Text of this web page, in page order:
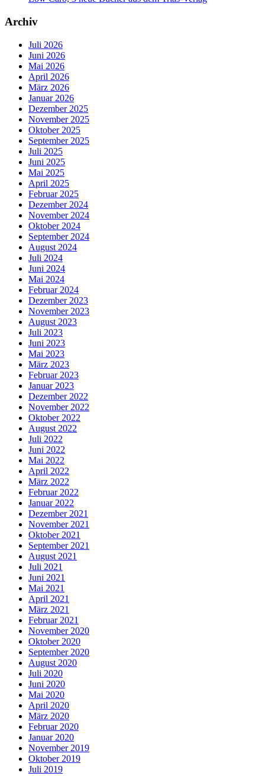
Archiv
Juli 2026
Juni 2026
Mai 2026
April 2026
März 2026
Januar 2026
Dezember 2025
November 2025
Oktober 2025
September 2025
Juli 2025
Juni 2025
Mai 2025
April 2025
Februar 2025
Dezember 2024
November 2024
Oktober 2024
September 2024
August 2024
Juli 2024
Juni 2024
Mai 2024
Februar 2024
Dezember 2023
November 2023
August 2023
Juli 2023
Juni 2023
Mai 2023
März 2023
Februar 2023
Januar 2023
Dezember 2022
November 2022
Oktober 2022
August 2022
Juli 2022
Juni 2022
Mai 2022
April 2022
März 2022
Februar 2022
Januar 2022
Dezember 2021
November 2021
Oktober 2021
September 2021
August 2021
Juli 2021
Juni 2021
Mai 2021
April 2021
März 2021
Februar 2021
November 2020
Oktober 2020
September 2020
August 2020
Juli 2020
Juni 2020
Mai 2020
April 2020
März 2020
Februar 2020
Januar 2020
November 2019
Oktober 2019
Juli 2019